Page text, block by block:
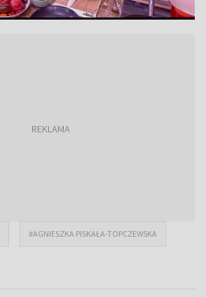
#AGNIESZKA PISKAŁA-TOPCZEWSKA